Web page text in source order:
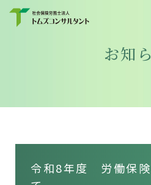
お知
令和8年度 労働保険